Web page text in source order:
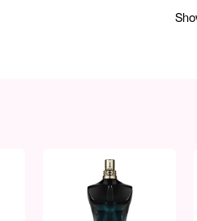
ดพ่นตามจุดชีพจรเพื่อกระจายความหอมอย่า